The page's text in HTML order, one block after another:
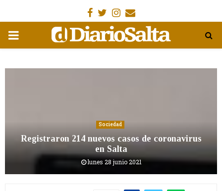
Facebook
Gorjeo
Instagram
Email
MENÚ
Sociedad
Registraron 214 nuevos casos de coronavirus
en Salta
lunes 28 junio 2021